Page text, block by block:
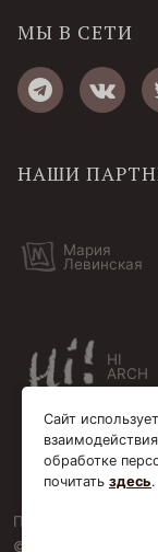
МЫ В СЕТИ
НАШИ
Мария
Левинская
HI
ARCH
Пользовательское
© Bersoantik 2013-
Сайт
обработке
почитать здесь.